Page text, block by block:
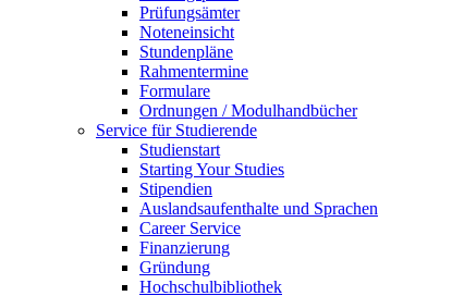
Prüfungsämter
Noteneinsicht
Stundenpläne
Rahmentermine
Formulare
Ordnungen / Modulhandbücher
Service für Studierende
Studienstart
Starting Your Studies
Stipendien
Auslandsaufenthalte und Sprachen
Career Service
Finanzierung
Gründung
Hochschulbibliothek